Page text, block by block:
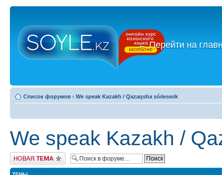
←Перейти на
Список форумов ‹ We speak Kazakh / Qazaqsha sóıleseıik
We speak Kazakh /
Новая тема